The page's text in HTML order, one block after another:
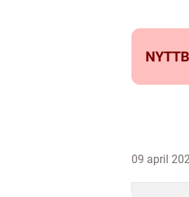
09 april